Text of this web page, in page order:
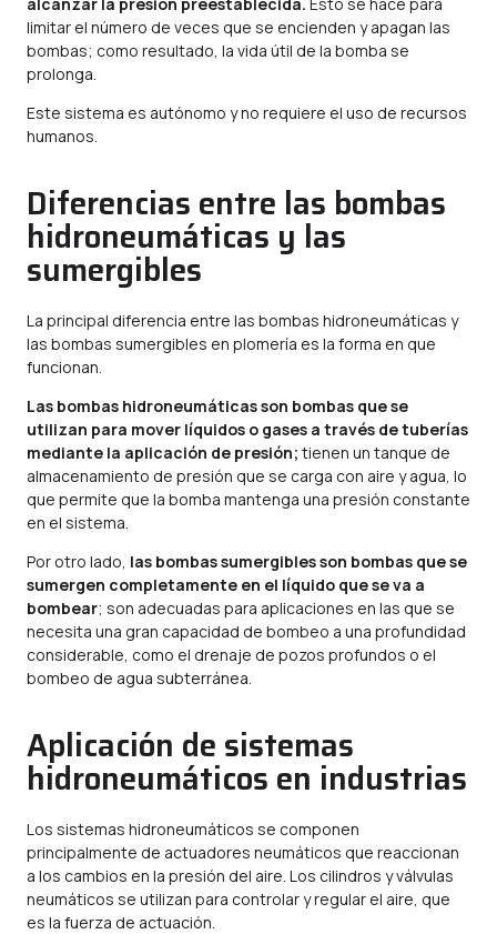
limitar el número de veces que se encienden y apagan las
bombas; como resultado, la vida útil de la bomba se
prolonga.
Este sistema es autónomo y no requiere el uso de recursos
humanos.
Diferencias entre las bombas
hidroneumáticas y las
sumergibles
La principal diferencia entre las bombas hidroneumáticas y
las bombas sumergibles en plomería es la forma en que
funcionan.
Las bombas hidroneumáticas son bombas que se
utilizan para mover líquidos o gases a través de tuberías
mediante la aplicación de presión; tienen un tanque de
almacenamiento de presión que se carga con aire y agua, lo
que permite que la bomba mantenga una presión constante
en el sistema.
Por otro lado, las bombas sumergibles son bombas que se
sumergen completamente en el líquido que se va a
bombear; son adecuadas para aplicaciones en las que se
necesita una gran capacidad de bombeo a una profundidad
considerable, como el drenaje de pozos profundos o el
bombeo de agua subterránea.
Aplicación de sistemas
hidroneumáticos en industrias
Los sistemas hidroneumáticos se componen
principalmente de actuadores neumáticos que reaccionan
a los cambios en la presión del aire. Los cilindros y válvulas
neumáticos se utilizan para controlar y regular el aire, que
es la fuerza de actuación.